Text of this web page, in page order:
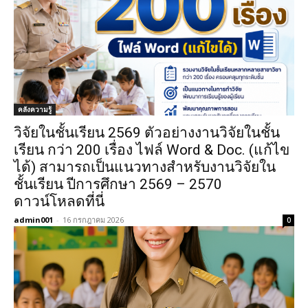
คลังความรู้
วิจัยในชั้นเรียน 2569 ตัวอย่างงานวิจัยในชั้น
เรียน กว่า 200 เรื่อง ไฟล์ Word & Doc. (แก้ไข
ได้) สามารถเป็นแนวทางสำหรับงานวิจัยใน
ชั้นเรียน ปีการศึกษา 2569 – 2570
ดาวน์โหลดที่นี่
admin001 - 16 กรกฎาคม 2026 0